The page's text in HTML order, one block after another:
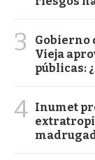
3
Gobierno
Vieja
públicas:
4 Inumet